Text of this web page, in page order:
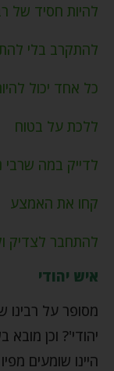
להיות חסיד של
להתקרב בלי
כל אחד יכול
ללכת על בטוח
לדייק במה שרבי
קחו את האמצע
להתחבר לצדיק
איש יהודי
מסופר על רבינו
יהודי'? וכן
היינו שומעים